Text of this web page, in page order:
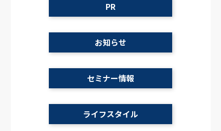
PR
お知らせ
セミナー情報
ライフスタイル